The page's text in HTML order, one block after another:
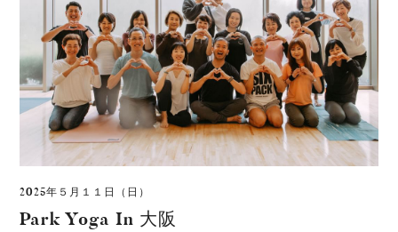
2025年５月１１日（日）
Park Yoga In 大阪